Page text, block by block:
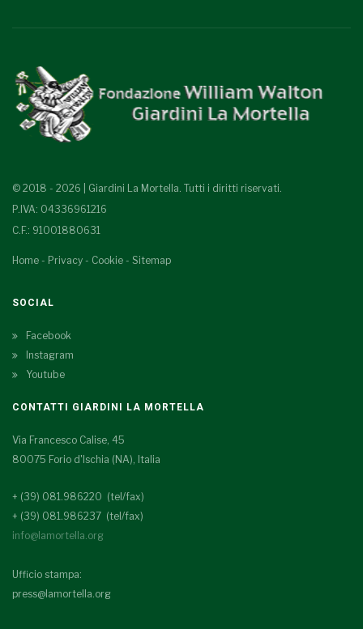
© 2018 - 2026 | Giardini La Mortella. Tutti i diritti riservati.
P.IVA: 04336961216
C.F.: 91001880631
Home - Privacy - Cookie - Sitemap
SOCIAL
Facebook
Instagram
Youtube
CONTATTI GIARDINI LA MORTELLA
Via Francesco Calise, 45
80075 Forio d'Ischia (NA), Italia
+ (39) 081.986220 (tel/fax)
+ (39) 081.986237 (tel/fax)
info@lamortella.org
Ufficio stampa:
press@lamortella.org